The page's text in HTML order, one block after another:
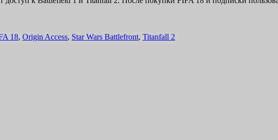
18, Origin Access, Star Wars Battlefront, Titanfall 2